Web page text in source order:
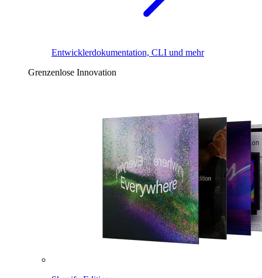
Entwicklerdokumentation, CLI und mehr
Grenzenlose Innovation